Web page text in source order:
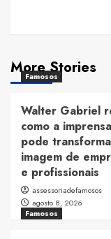
More Stories
Famosos
Walter Gabriel
como a imprensa
pode
imagem de
e profissionais
assessoriadefamosos
agosto 8, 2026
Famosos